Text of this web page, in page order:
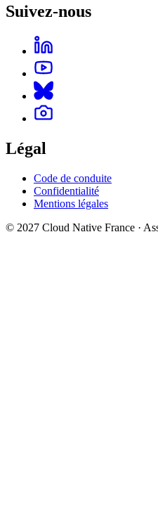
Suivez-nous
Légal
Code de conduite
Confidentialité
Mentions légales
© 2027 Cloud Native France ·